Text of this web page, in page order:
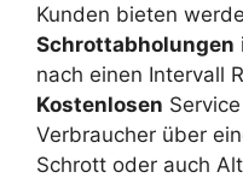
Kunden bieten
Schrottabholungen
nach einen Intervall
Kostenlosen
Verbraucher über
Schrott oder auch